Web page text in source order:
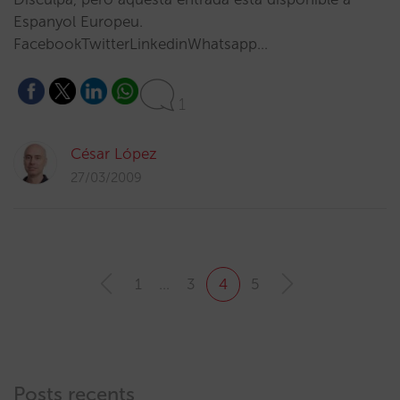
Espanyol Europeu.
FacebookTwitterLinkedinWhatsapp…
1
César López
27/03/2009
1 3 4 5
Posts recents